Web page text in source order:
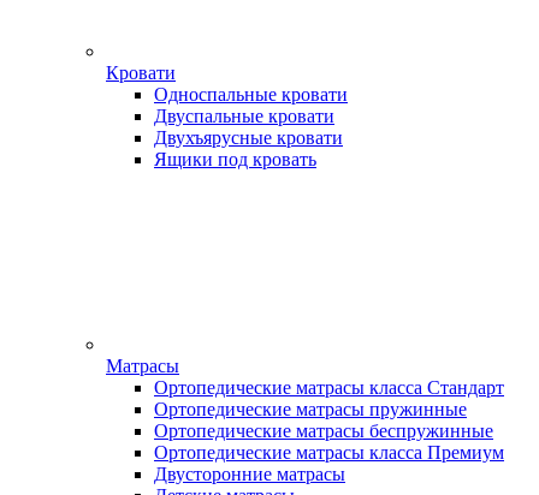
Кровати
Односпальные кровати
Двуспальные кровати
Двухъярусные кровати
Ящики под кровать
Матрасы
Ортопедические матрасы класса Стандарт
Ортопедические матрасы пружинные
Ортопедические матрасы беспружинные
Ортопедические матрасы класса Премиум
Двусторонние матрасы